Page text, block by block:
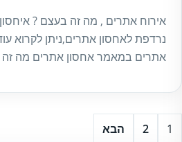
אירוח אתרים , מה זה בעצם ?
נרדפת לאחסון אתרים,ניתן לקרוא
אתרים במאמר אחסון אתרים מה זה
1
2 הבא